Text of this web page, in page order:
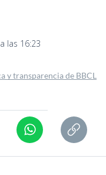
las 16:23
y transparencia de BBCL